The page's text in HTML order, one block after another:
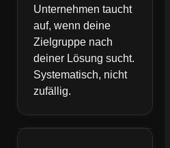
Unternehmen taucht
auf, wenn deine
Zielgruppe nach
deiner Lösung sucht.
Systematisch, nicht
zufällig.